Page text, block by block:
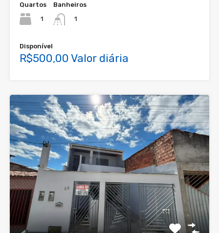
Quartos
1
Banheiros
1
Disponível
R$500,00 Valor diária